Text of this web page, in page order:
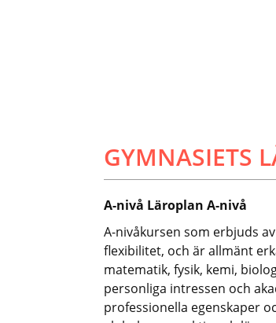
GYMNASIETS
A-nivå Läroplan A-nivå
A-nivåkursen som erbjuds
flexibilitet, och är allmänt
matematik, fysik, kemi,
personliga intressen och
professionella egenskaper